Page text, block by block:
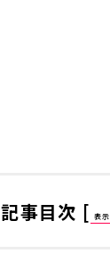
記事目次 [ 表示